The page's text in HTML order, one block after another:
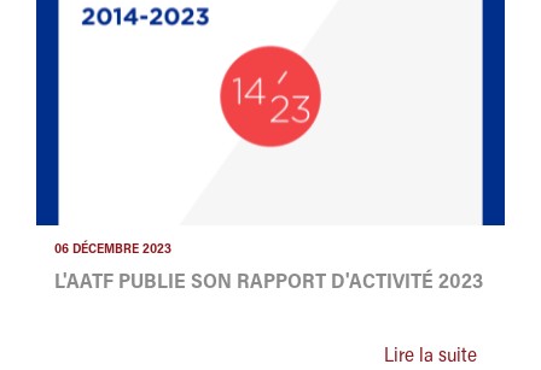
06 DÉCEMBRE 2023
L'AATF PUBLIE SON RAPPORT D'ACTIVITÉ 2023
Lire la suite